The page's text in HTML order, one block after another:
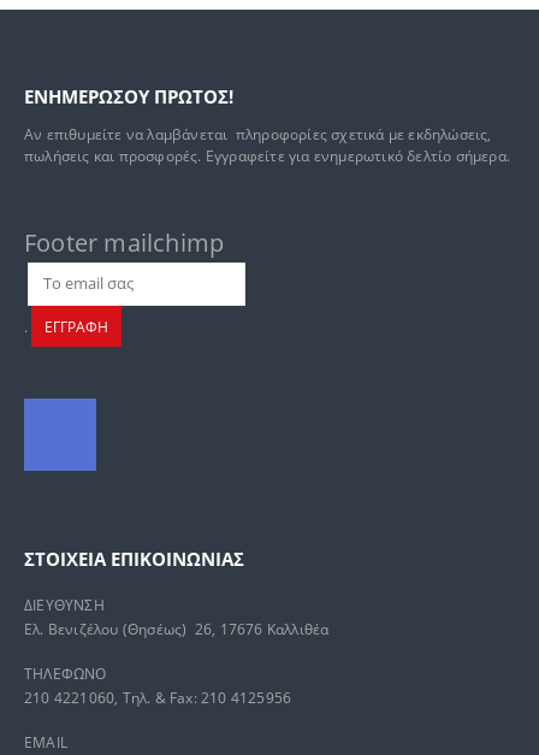
ΕΝΗΜΕΡΩΣΟΥ ΠΡΩΤΟΣ!
Αν επιθυμείτε να λαμβάνεται πληροφορίες σχετικά με εκδηλώσεις,
πωλήσεις και προσφορές. Εγγραφείτε για ενημερωτικό δελτίο σήμερα.
Footer mailchimp
. ΕΓΓΡΑΦΗ
ΣΤΟΙΧΕΊΑ ΕΠΙΚΟΙΝΩΝΊΑΣ
ΔΙΕΥΘΥΝΣΗ
Ελ. Βενιζέλου (Θησέως) 26, 17676 Καλλιθέα
ΤΗΛΕΦΩΝΟ
210 4221060, Τηλ. & Fax: 210 4125956
EMAIL